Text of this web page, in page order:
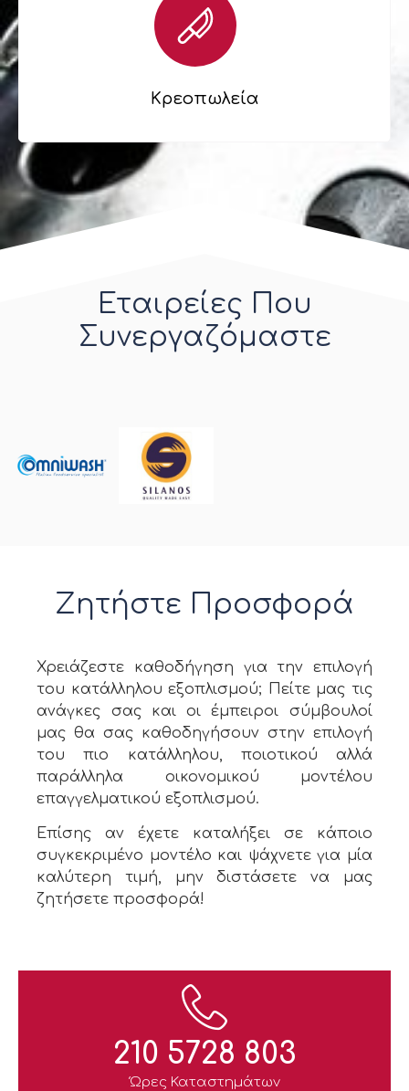
Κρεοπωλεία
Εταιρείες Που
Συνεργαζόμαστε
Ζητήστε Προσφορά
Χρειάζεστε καθοδήγηση για την επιλογή
του κατάλληλου εξοπλισμού; Πείτε μας τις
ανάγκες σας και οι έμπειροι σύμβουλοί
μας θα σας καθοδηγήσουν στην επιλογή
του πιο κατάλληλου, ποιοτικού αλλά
παράλληλα οικονομικού μοντέλου
επαγγελματικού εξοπλισμού.
Επίσης αν έχετε καταλήξει σε κάποιο
συγκεκριμένο μοντέλο και ψάχνετε για μία
καλύτερη τιμή, μην διστάσετε να μας
ζητήσετε προσφορά!
210 5728 803
Ώρες Καταστημάτων